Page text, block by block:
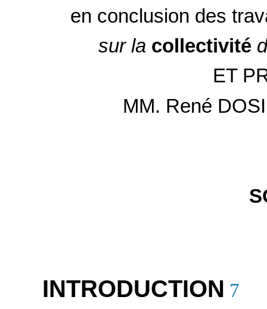
en conclusion des
sur la collectivité
ET
MM. René
INTRODUCTION 7